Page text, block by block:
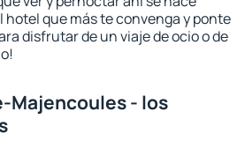
hotel que más te convenga y ponte
disfrutar de un viaje de ocio o de
Majencoules - los